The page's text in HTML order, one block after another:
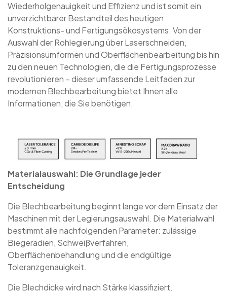
Wiederholgenauigkeit und Effizienz und ist somit ein
unverzichtbarer Bestandteil des heutigen
Konstruktions- und Fertigungsökosystems. Von der
Auswahl der Rohlegierung über Laserschneiden,
Präzisionsumformen und Oberflächenbearbeitung bis hin
zu den neuen Technologien, die die Fertigungsprozesse
revolutionieren – dieser umfassende Leitfaden zur
modernen Blechbearbeitung bietet Ihnen alle
Informationen, die Sie benötigen.
Materialauswahl: Die Grundlage jeder
Entscheidung
Die Blechbearbeitung beginnt lange vor dem Einsatz der
Maschinen mit der Legierungsauswahl. Die Materialwahl
bestimmt alle nachfolgenden Parameter: zulässige
Biegeradien, Schweißverfahren,
Oberflächenbehandlung und die endgültige
Toleranzgenauigkeit.
Die Blechdicke wird nach Stärke klassifiziert.